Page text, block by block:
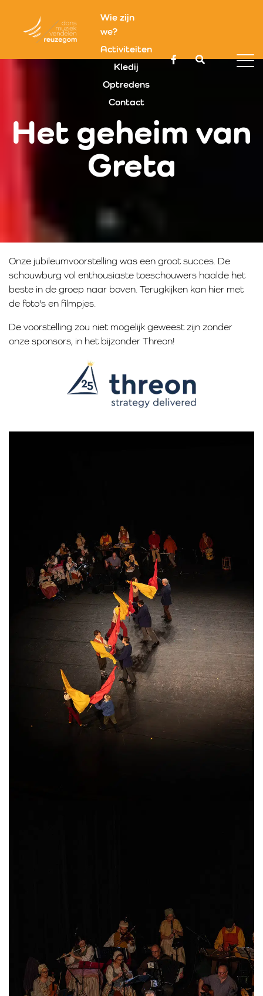
Wie zijn
we?
Activiteiten
Kledij
Optredens
Contact
Het geheim van
Greta
Onze jubileumvoorstelling was een groot succes. De
schouwburg vol enthousiaste toeschouwers haalde het
beste in de groep naar boven. Terugkijken kan hier met
de foto's en filmpjes.
De voorstelling zou niet mogelijk geweest zijn zonder
onze sponsors, in het bijzonder Threon!